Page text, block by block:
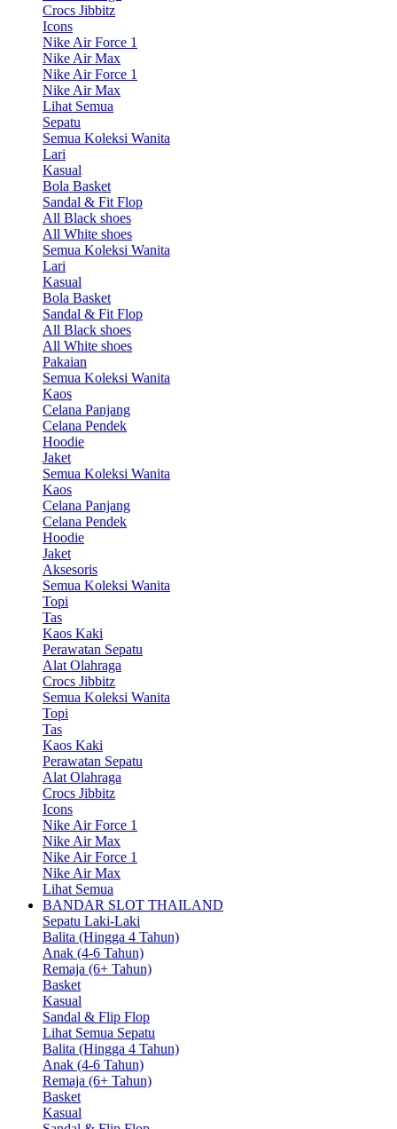
Crocs Jibbitz
Icons
Nike Air Force 1
Nike Air Max
Nike Air Force 1
Nike Air Max
Lihat Semua
Sepatu
Semua Koleksi Wanita
Lari
Kasual
Bola Basket
Sandal & Fit Flop
All Black shoes
All White shoes
Semua Koleksi Wanita
Lari
Kasual
Bola Basket
Sandal & Fit Flop
All Black shoes
All White shoes
Pakaian
Semua Koleksi Wanita
Kaos
Celana Panjang
Celana Pendek
Hoodie
Jaket
Semua Koleksi Wanita
Kaos
Celana Panjang
Celana Pendek
Hoodie
Jaket
Aksesoris
Semua Koleksi Wanita
Topi
Tas
Kaos Kaki
Perawatan Sepatu
Alat Olahraga
Crocs Jibbitz
Semua Koleksi Wanita
Topi
Tas
Kaos Kaki
Perawatan Sepatu
Alat Olahraga
Crocs Jibbitz
Icons
Nike Air Force 1
Nike Air Max
Nike Air Force 1
Nike Air Max
Lihat Semua
BANDAR SLOT THAILAND
Sepatu Laki-Laki
Balita (Hingga 4 Tahun)
Anak (4-6 Tahun)
Remaja (6+ Tahun)
Basket
Kasual
Sandal & Flip Flop
Lihat Semua Sepatu
Balita (Hingga 4 Tahun)
Anak (4-6 Tahun)
Remaja (6+ Tahun)
Basket
Kasual